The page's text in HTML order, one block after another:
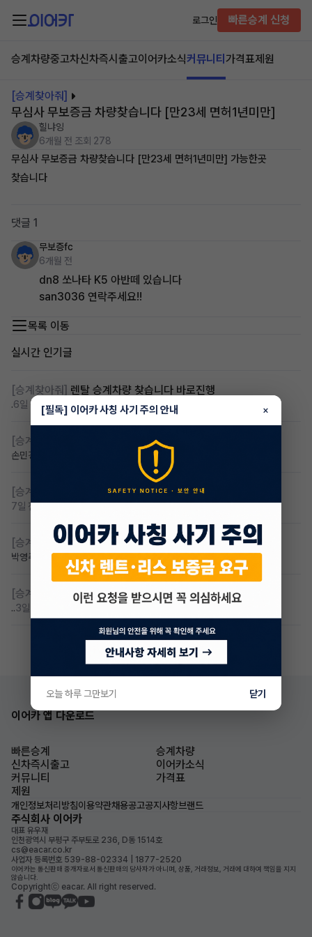
로그인 빠른승계 신청
승계차량중고차신차즉시출고이어카소식커뮤니티 가격표제원
[승계찾아줘]
무심사 무보증금 차량찾습니다 [만23세 면허1년미만]
힐냐잉
6개월 전 조회 278
무심사 무보증금 차량찾습니다 [만23세 면허1년미만] 가능한곳
찾습니다
댓글 1
무보증fc
6개월 전
dn8 쏘나타 K5 아반떼 있습니다
san3036 연락주세요!!
목록 이동
실시간 인기글
[승계찾아줘] 렌탈 승계차량 찾습니다 바로진행
.6일 전 조회 117댓글 6
[승계찾아줘] 아반떼cn7 승계자 구합니다
손민경
[승계찾아줘] 만22세 무심사 장기렌트 찾습니다
7일 전조회 91댓글 2
[승계찾아줘] 카니발 저렴이 승계받고샆어요
박영주🌸 7일 전조회 87댓글 7
[승계찾아줘] 무심사 무보증 만21세 전기차 승계,2운전자
..3일 전
이어카 앱 다운로드
빠른승계
승계차량
신차즉시출고
이어카소식
커뮤니티
가격표
제원
개인정보처리방침이용약관채용공고공지사항브랜드
주식회사 이어카
대표 유우재
인천광역시 부평구 주부토로 236, D동 1514호
cs@eacar.co.kr
사업자 등록번호 539-88-02334 | 1877-2520
이어카는 통신판매 중개자로서 통신판매의 당사자가 아니며, 상품, 거래정보, 거래에 대하여 책임을 지지
않습니다.
Copyrightⓒ eacar. All right reserved.
[필독] 이어카 사칭 사기 주의 안내 ×
오늘 하루 그만보기 닫기